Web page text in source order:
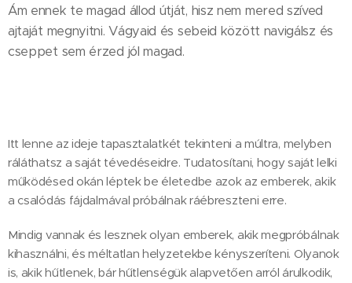
Ám ennek te magad állod útját, hisz nem mered szíved
ajtaját megnyitni. Vágyaid és sebeid között navigálsz és
cseppet sem érzed jól magad.
Itt lenne az ideje tapasztalatkét tekinteni a múltra, melyben
ráláthatsz a saját tévedéseidre. Tudatosítani, hogy saját lelki
működésed okán léptek be életedbe azok az emberek, akik
a csalódás fájdalmával próbálnak ráébreszteni erre.
Mindig vannak és lesznek olyan emberek, akik megpróbálnak
kihasználni, és méltatlan helyzetekbe kényszeríteni. Olyanok
is, akik hűtlenek, bár hűtlenségük alapvetően arról árulkodik,